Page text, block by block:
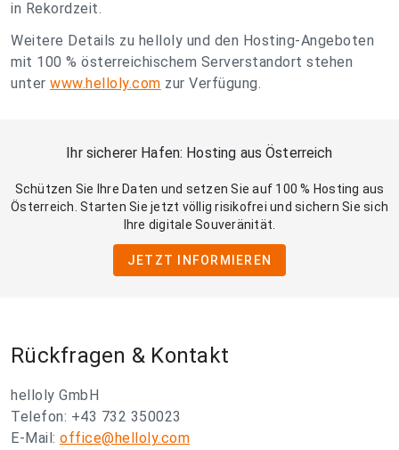
in Rekordzeit.
Weitere Details zu helloly und den Hosting-Angeboten
mit 100 % österreichischem Serverstandort stehen
unter www.helloly.com zur Verfügung.
Ihr sicherer Hafen: Hosting aus Österreich
Schützen Sie Ihre Daten und setzen Sie auf 100 % Hosting aus
Österreich. Starten Sie jetzt völlig risikofrei und sichern Sie sich
Ihre digitale Souveränität.
JETZT INFORMIEREN
Rückfragen & Kontakt
helloly GmbH
Telefon: +43 732 350023
E-Mail: office@helloly.com